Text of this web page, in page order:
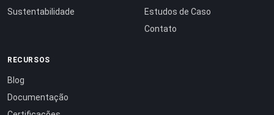
Sustentabilidade
Estudos de Caso
Contato
RECURSOS
Blog
Documentação